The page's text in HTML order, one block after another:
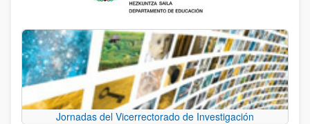
Jornadas del Vicerrectorado de Investigación